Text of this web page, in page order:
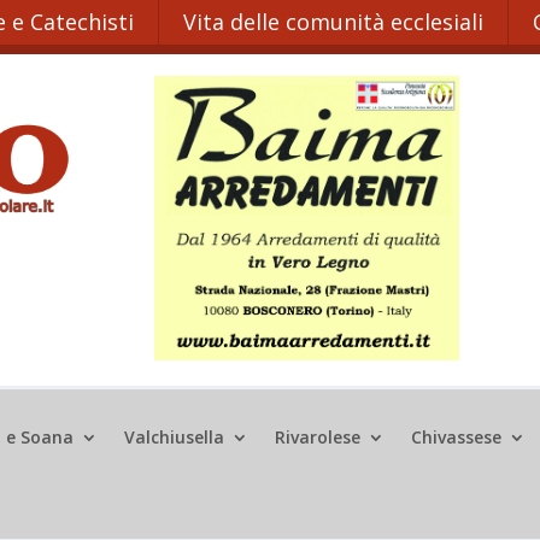
e Catechisti Vita delle comunità ecclesiali
e Soana Valchiusella Rivarolese Chivassese